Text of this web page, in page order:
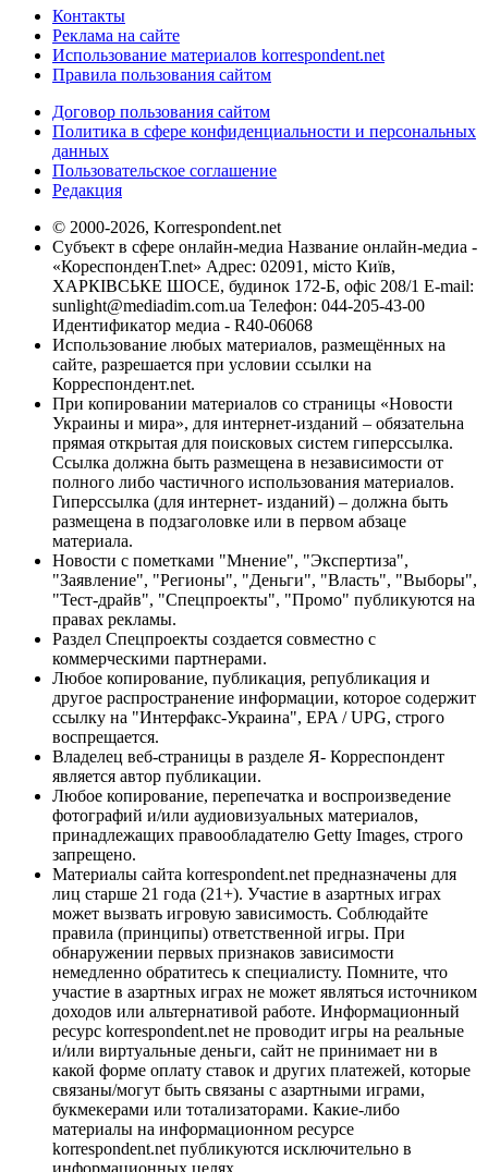
Контакты
Реклама на сайте
Использование материалов korrespondent.net
Правила пользования сайтом
Договор пользования сайтом
Политика в сфере конфиденциальности и персональных
данных
Пользовательское соглашение
Редакция
© 2000-2026, Korrespondent.net
Субъект в сфере онлайн-медиа Название онлайн-медиа -
«КореспонденТ.net» Адрес: 02091, місто Київ,
ХАРКІВСЬКЕ ШОСЕ, будинок 172-Б, офіс 208/1 E-mail:
sunlight@mediadim.com.ua Телефон: 044-205-43-00
Идентификатор медиа - R40-06068
Использование любых материалов, размещённых на
сайте, разрешается при условии ссылки на
Корреспондент.net.
При копировании материалов со страницы «Новости
Украины и мира», для интернет-изданий – обязательна
прямая открытая для поисковых систем гиперссылка.
Ссылка должна быть размещена в независимости от
полного либо частичного использования материалов.
Гиперссылка (для интернет- изданий) – должна быть
размещена в подзаголовке или в первом абзаце
материала.
Новости с пометками "Мнение", "Экспертиза",
"Заявление", "Регионы", "Деньги", "Власть", "Выборы",
"Тест-драйв", "Спецпроекты", "Промо" публикуются на
правах рекламы.
Раздел Спецпроекты создается совместно с
коммерческими партнерами.
Любое копирование, публикация, републикация и
другое распространение информации, которое содержит
ссылку на "Интерфакс-Украина", EPA / UPG, строго
воспрещается.
Владелец веб-страницы в разделе Я- Корреспондент
является автор публикации.
Любое копирование, перепечатка и воспроизведение
фотографий и/или аудиовизуальных материалов,
принадлежащих правообладателю Getty Images, строго
запрещено.
Материалы сайта korrespondent.net предназначены для
лиц старше 21 года (21+). Участие в азартных играх
может вызвать игровую зависимость. Соблюдайте
правила (принципы) ответственной игры. При
обнаружении первых признаков зависимости
немедленно обратитесь к специалисту. Помните, что
участие в азартных играх не может являться источником
доходов или альтернативой работе. Информационный
ресурс korrespondent.net не проводит игры на реальные
и/или виртуальные деньги, сайт не принимает ни в
какой форме оплату ставок и других платежей, которые
связаны/могут быть связаны с азартными играми,
букмекерами или тотализаторами. Какие-либо
материалы на информационном ресурсе
korrespondent.net публикуются исключительно в
информационных целях.